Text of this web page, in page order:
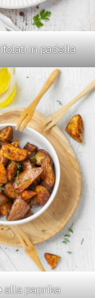
in padella
alla paprika